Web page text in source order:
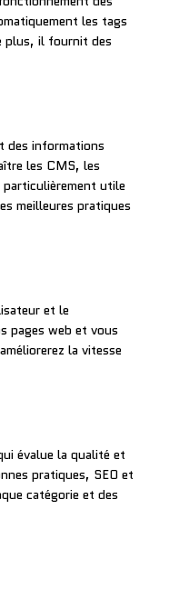
les tags
plus, il fournit des
des informations
les CMS, les
particulièrement utile
meilleures pratiques
et le
pages web et vous
la vitesse
évalue la qualité et
pratiques, SEO et
catégorie et des